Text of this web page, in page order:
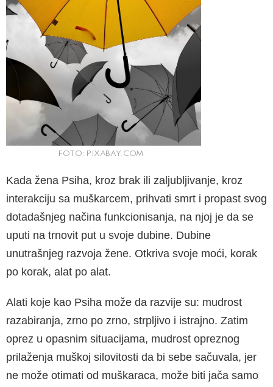
FOTO: PIXABAY.COM
Kada žena Psiha, kroz brak ili zaljubljivanje, kroz
interakciju sa muškarcem, prihvati smrt i pro­past svog
dotadašnjeg načina funkcionisanja, na njoj je da se
uputi na trnovit put u svoje du­bine. Dubine
unutrašnjeg razvoja žene. Otkriva svoje moći, korak
po korak, alat po alat.
Alati koje kao Psiha može da razvije su: mudrost
razabiranja, zrno po zrno, strpljivo i istrajno. Za­tim
oprez u opasnim situacijama, mudrost opre­znog
prilaženja muškoj silovitosti da bi sebe sa­čuvala, jer
ne može otimati od muškaraca, može biti jača samo